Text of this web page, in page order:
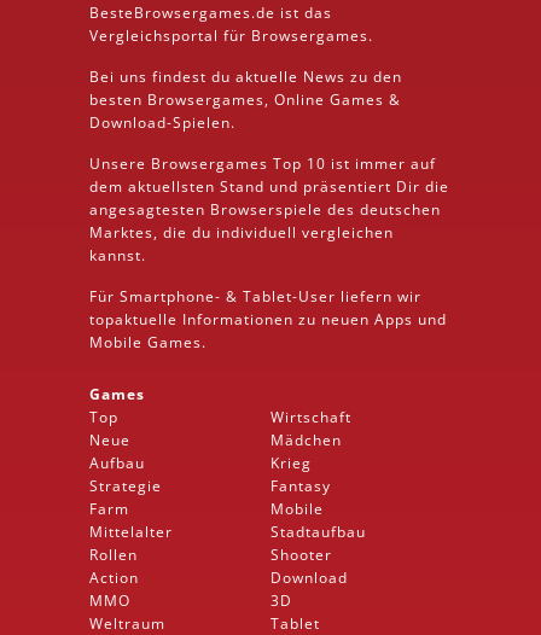
BesteBrowsergames.de ist das
Vergleichsportal für Browsergames.
Bei uns findest du aktuelle News zu den
besten Browsergames, Online Games &
Download-Spielen.
Unsere Browsergames Top 10 ist immer auf
dem aktuellsten Stand und präsentiert Dir die
angesagtesten Browserspiele des deutschen
Marktes, die du individuell vergleichen
kannst.
Für Smartphone- & Tablet-User liefern wir
topaktuelle Informationen zu neuen Apps und
Mobile Games.
Games
Top
Neue
Aufbau
Strategie
Farm
Mittelalter
Rollen
Action
MMO
Weltraum
Wirtschaft
Mädchen
Krieg
Fantasy
Mobile
Stadtaufbau
Shooter
Download
3D
Tablet